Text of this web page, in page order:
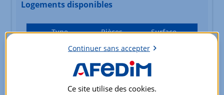
Logements disponibles
Type Pièces
Surface
Appartement 3 pièces
58,93m²
5ème étage
222 000,00 EUR
Continuer sans accepter
Ce site utilise des cookies.